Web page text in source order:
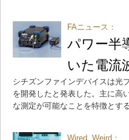
FAニュース：
パワー半
いた電流
シチズンファインデバイスは光
を開発したと発表した。主に高
な測定が可能なことを特徴とす
Wired, Weird：